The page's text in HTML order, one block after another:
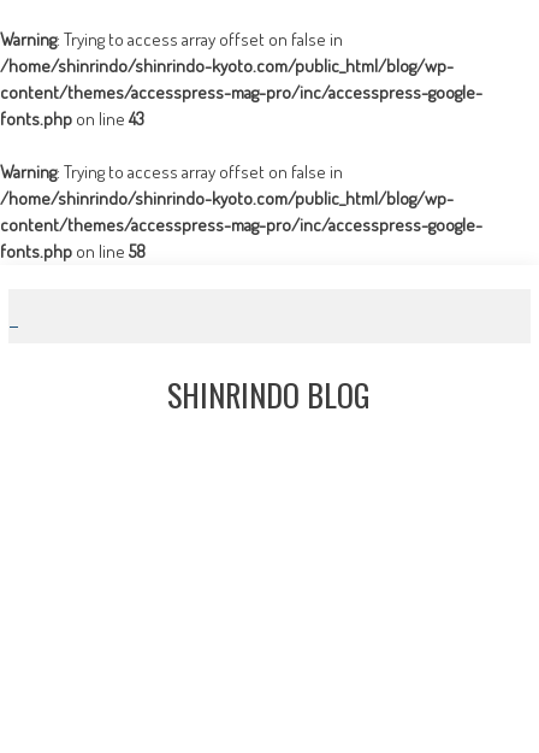
Warning: Trying to access array offset on false in
/home/shinrindo/shinrindo-kyoto.com/public_html/blog/wp-
content/themes/accesspress-mag-pro/inc/accesspress-google-
fonts.php on line 43
Warning: Trying to access array offset on false in
/home/shinrindo/shinrindo-kyoto.com/public_html/blog/wp-
content/themes/accesspress-mag-pro/inc/accesspress-google-
fonts.php on line 58
content
SHINRINDO BLOG